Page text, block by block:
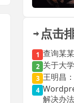
点击
1 查询某
2 关于大
3 王明昌
4
解决办法